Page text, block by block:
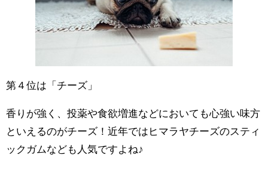
第４位は「チーズ」
香りが強く、投薬や食欲増進などにおいても心強い味方
といえるのがチーズ！近年ではヒマラヤチーズのスティ
ックガムなども人気ですよね♪